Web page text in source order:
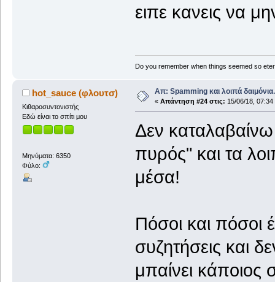
ειπε κανεις να
Do you remember when things seemed so
hot_sauce (φλουτσ)
Κιθαροσυντονιστής
Εδώ είναι το σπίτι μου
Μηνύματα: 6350
Φύλο:
Απ: Spamming και λοιπά
« Απάντηση #24 στις: 15/06/18, 07:34
Δεν καταλαβαίνω
πυρός" και τα
μέσα!
Πόσοι και πόσοι
συζητήσεις και
μπαίνει κάποιος